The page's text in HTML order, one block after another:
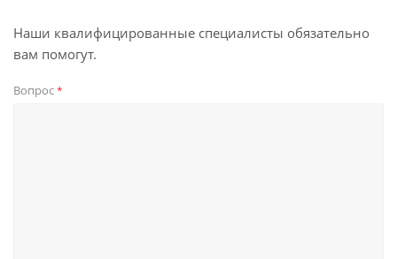
Наши квалифицированные специалисты обязательно
вам помогут.
Вопрос*